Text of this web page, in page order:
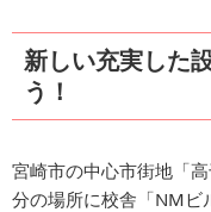
新しい充実した
う！
宮崎市の中心市街地「
分の場所に校舎「NMビ